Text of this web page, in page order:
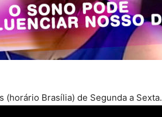
(horário Brasília) de Segunda a Sexta.